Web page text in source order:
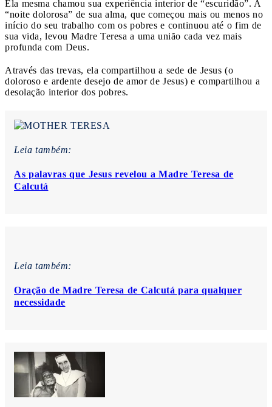
Ela mesma chamou sua experiência interior de “escuridão”. A
“noite dolorosa” de sua alma, que começou mais ou menos no
início do seu trabalho com os pobres e continuou até o fim de
sua vida, levou Madre Teresa a uma união cada vez mais
profunda com Deus.
Através das trevas, ela compartilhou a sede de Jesus (o
doloroso e ardente desejo de amor de Jesus) e compartilhou a
desolação interior dos pobres.
Leia também:
As palavras que Jesus revelou a Madre Teresa de
Calcutá
Leia também:
Oração de Madre Teresa de Calcutá para qualquer
necessidade